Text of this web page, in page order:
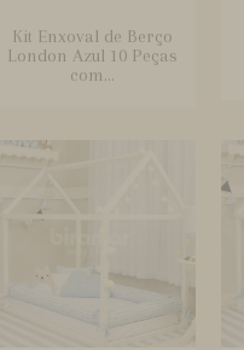
Kit Enxoval de Berço
London Azul 10 Peças
com...